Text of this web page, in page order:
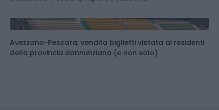
Avezzano-Pescara, vendita biglietti vietata ai residenti
della provincia dannunziana (e non solo)